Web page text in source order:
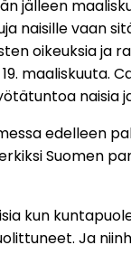
jälleen
naisille vaan
oikeuksia ja
naisia
edelleen
Suomen
kun
Ja